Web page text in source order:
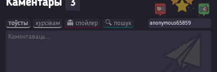
Каментары 3
тоўсты курсівам 👻 спойлер 🔍 пошук